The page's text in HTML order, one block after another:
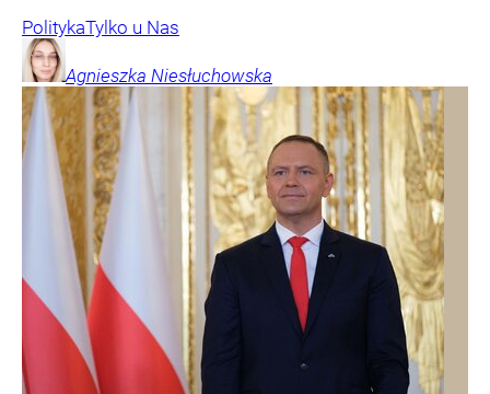
PolitykaTylko u Nas
Agnieszka Niesłuchowska